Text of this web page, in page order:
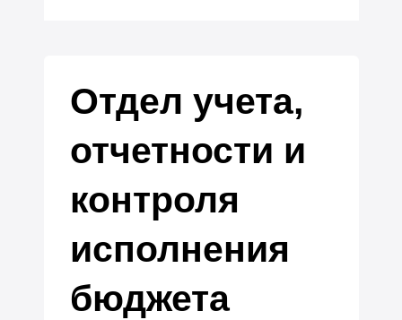
Отдел учета,
отчетности и
контроля
исполнения
бюджета